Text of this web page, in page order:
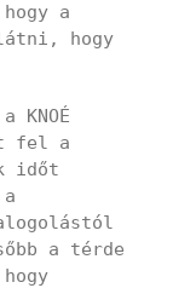
a
hogy
fel a
időt
a térde